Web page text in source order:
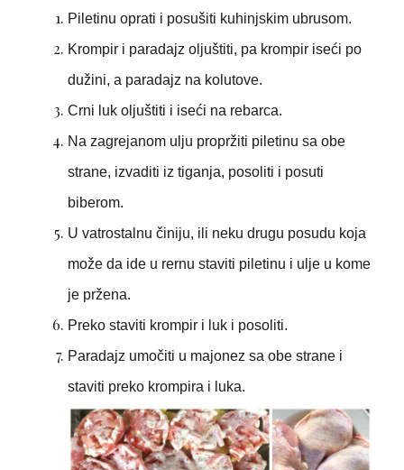
Piletinu oprati i posušiti kuhinjskim ubrusom.
Krompir i paradajz oljuštiti, pa krompir iseći po
dužini, a paradajz na kolutove.
Crni luk oljuštiti i iseći na rebarca.
Na zagrejanom ulju propržiti piletinu sa obe
strane, izvaditi iz tiganja, posoliti i posuti
biberom.
U vatrostalnu činiju, ili neku drugu posudu koja
može da ide u rernu staviti piletinu i ulje u kome
je pržena.
Preko staviti krompir i luk i posoliti.
Paradajz umočiti u majonez sa obe strane i
staviti preko krompira i luka.